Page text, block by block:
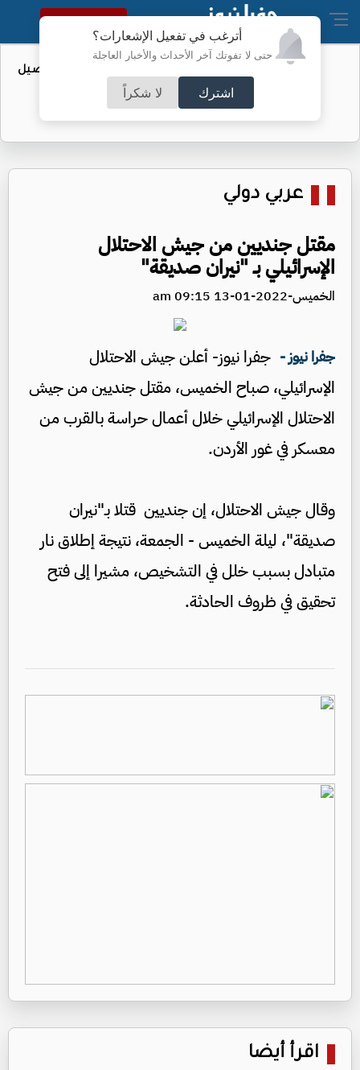
أترغب في تفعيل الإشعارات؟
حتى لا تفوتك آخر الأحداث والأخبار العاجلة
اشترك لا شكراً
النسخة الكاملة
عطاء حكومي لتعزيز مخزون النفط - تفاصيل
عربي دولي
مقتل جنديين من جيش الاحتلال
الإسرائيلي بـ "نيران صديقة"
الخميس-2022-01-13 09:15 am
جفرا نيوز - جفرا نيوز- أعلن جيش الاحتلال
الإسرائيلي، صباح الخميس، مقتل جنديين من جيش
الاحتلال الإسرائيلي خلال أعمال حراسة بالقرب من
معسكر في غور الأردن.
وقال جيش الاحتلال، إن جنديين قتلا بـ"نيران
صديقة"، ليلة الخميس - الجمعة، نتيجة إطلاق نار
متبادل بسبب خلل في التشخيص، مشيرا إلى فتح
تحقيق في ظروف الحادثة.
اقرأ أيضا